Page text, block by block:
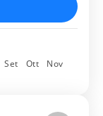
-
Set Ott
Nov